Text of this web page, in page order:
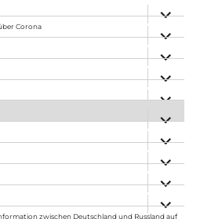
anzeigen
Corona
anzeigen
anzeigen
anzeigen
anzeigen
anzeigen
anzeigen
anzeigen
anzeigen
zwischen Deutschland und Russland auf